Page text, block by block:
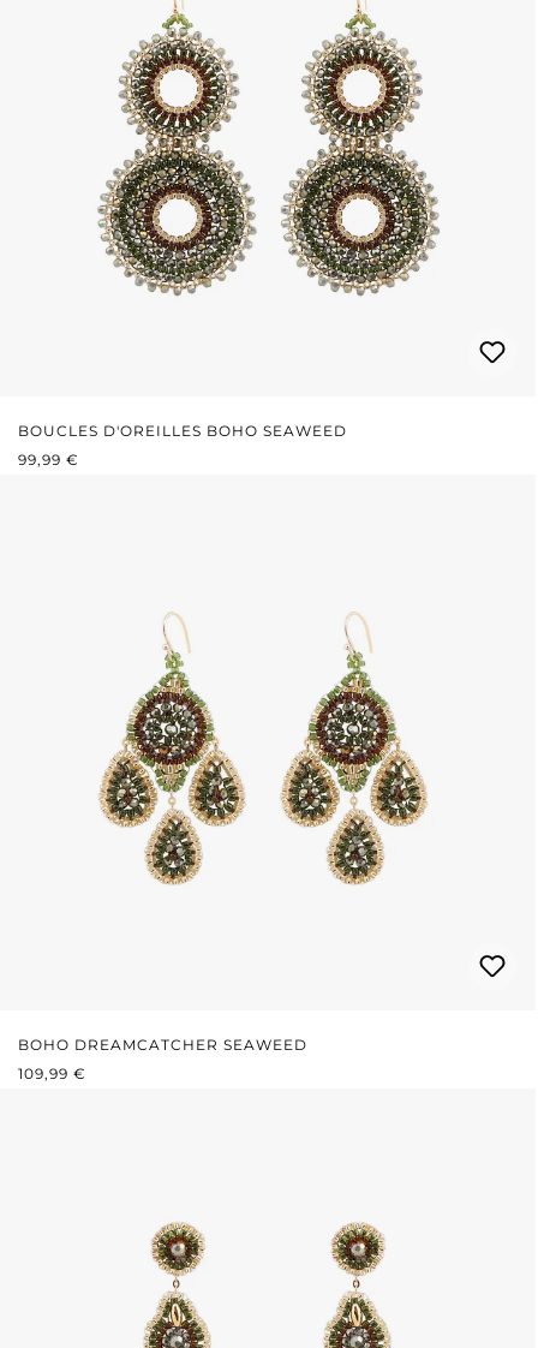
BOUCLES D'OREILLES BOHO SEAWEED
PRIX RÉGULIER :
99,99 €
BOHO DREAMCATCHER SEAWEED
PRIX RÉGULIER :
109,99 €